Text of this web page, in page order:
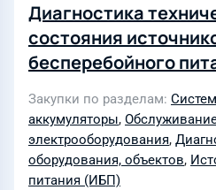
Диагностика
состояния
бесперебойного
Закупки по разделам
аккумуляторы,
электрооборудования,
оборудования, объектов,
питания (ИБП)